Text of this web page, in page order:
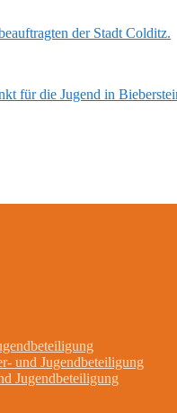
der Stadt Colditz.
für die Jugend in
und Jugendbeteiligung
Jugendbeteiligung